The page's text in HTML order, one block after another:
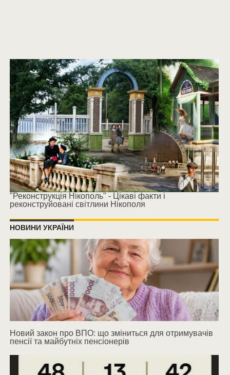
"Реконструкція Нікополь" - Цікаві факти і
реконструйовані світлини Нікополя
НОВИНИ УКРАЇНИ
Новий закон про ВПО: що зміниться для отримувачів
пенсії та майбутніх пенсіонерів